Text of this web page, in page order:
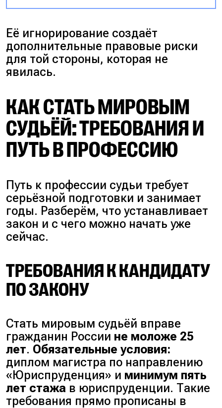
Её игнорирование создаёт
дополнительные правовые риски
для той стороны, которая не
явилась.
КАК СТАТЬ МИРОВЫМ
СУДЬЁЙ: ТРЕБОВАНИЯ И
ПУТЬ В ПРОФЕССИЮ
Путь к профессии судьи требует
серьёзной подготовки и занимает
годы. Разберём, что устанавливает
закон и с чего можно начать уже
сейчас.
ТРЕБОВАНИЯ К КАНДИДАТУ
ПО ЗАКОНУ
Стать мировым судьёй вправе
гражданин России не моложе 25
лет. Обязательные условия:
диплом магистра по направлению
«Юриспруденция» и минимум пять
лет стажа в юриспруденции. Такие
требования прямо прописаны в